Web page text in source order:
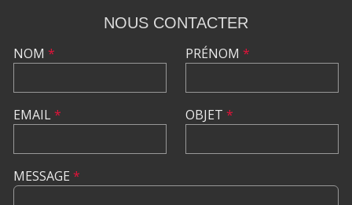
NOUS CONTACTER
NOM *
EMAIL*
PRÉNOM *
OBJET *
MESSAGE *